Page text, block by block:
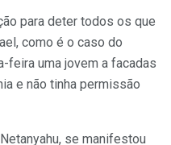
para deter todos os que
como é o caso do
feira uma jovem a facadas
e não tinha permissão
se manifestou